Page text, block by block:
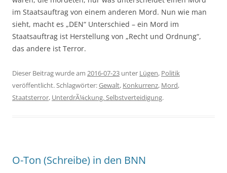
im Staatsauftrag von einem anderen Mord. Nun wie man
sieht, macht es „DEN“ Unterschied – ein Mord im
Staatsauftrag ist Herstellung von „Recht und Ordnung“,
das andere ist Terror.
Dieser Beitrag wurde am 2016-07-23 unter Lügen, Politik
veröffentlicht. Schlagwörter:Gewalt, Konkurrenz, Mord,
Staatsterror, UnterdrÃ¼ckung. Selbstverteidigung.
O-Ton (Schreibe) in den BNN